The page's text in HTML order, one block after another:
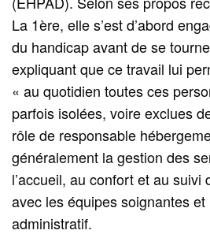
La 1ère, elle s’est d’abord
du handicap avant de se
expliquant que ce travail lui
« au quotidien toutes ces
parfois isolées, voire exclues
rôle de responsable
généralement la gestion des
l’accueil, au confort et au suivi
avec les équipes soignantes et
administratif.